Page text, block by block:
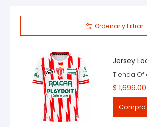
Ordenar y Filtrar
Jersey
Tienda
$ 1,699.00
Compra